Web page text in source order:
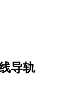
导轨